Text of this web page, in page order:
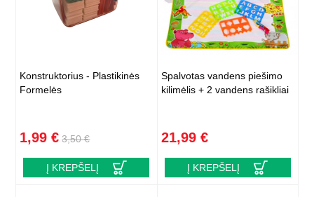
Konstruktorius - Plastikinės
Formelės
1,99 € 3,50 €
Į KREPŠELĮ
Spalvotas vandens piešimo
kilimėlis + 2 vandens rašikliai
21,99 €
Į KREPŠELĮ